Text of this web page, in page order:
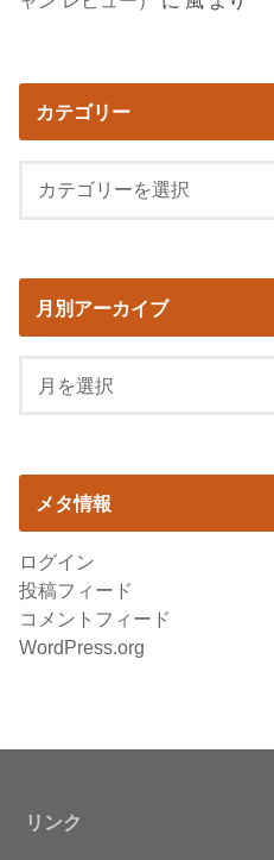
カテゴリー
月別アーカイブ
メタ情報
ログイン
投稿フィード
コメントフィード
WordPress.org
リンク